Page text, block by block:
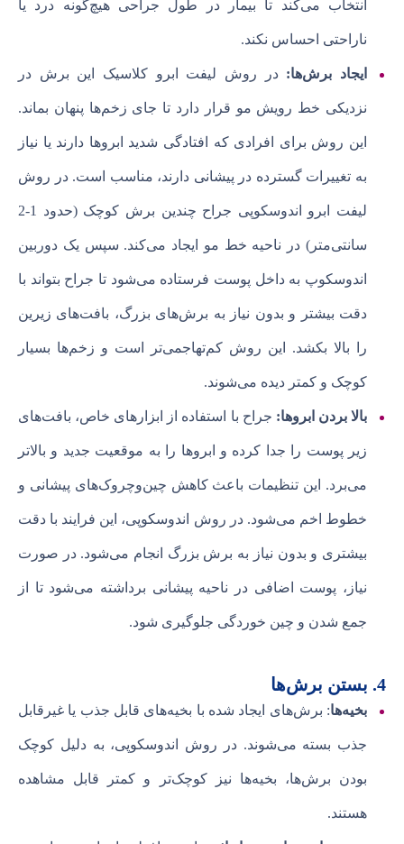
انتخاب می‌کند تا بیمار در طول جراحی هیچ‌گونه درد یا
ناراحتی احساس نکند.
ایجاد برش‌ها:در روش لیفت ابرو کلاسیک این برش در
نزدیکی خط رویش مو قرار دارد تا جای زخم‌ها پنهان بماند.
این روش برای افرادی که افتادگی شدید ابروها دارند یا نیاز
به تغییرات گسترده در پیشانی دارند، مناسب است. در روش
لیفت ابرو اندوسکوپی جراح چندین برش کوچک (حدود 1-2
سانتی‌متر) در ناحیه خط مو ایجاد می‌کند. سپس یک دوربین
اندوسکوپ به داخل پوست فرستاده می‌شود تا جراح بتواند با
دقت بیشتر و بدون نیاز به برش‌های بزرگ، بافت‌های زیرین
را بالا بکشد. این روش کم‌تهاجمی‌تر است و زخم‌ها بسیار
کوچک و کمتر دیده می‌شوند.
بالا بردن ابروها: جراح با استفاده از ابزارهای خاص، بافت‌های
زیر پوست را جدا کرده و ابروها را به موقعیت جدید و بالاتر
می‌برد. این تنظیمات باعث کاهش چین‌وچروک‌های پیشانی و
خطوط اخم می‌شود. در روش اندوسکوپی، این فرایند با دقت
بیشتری و بدون نیاز به برش بزرگ انجام می‌شود. در صورت
نیاز، پوست اضافی در ناحیه پیشانی برداشته می‌شود تا از
جمع شدن و چین خوردگی جلوگیری شود.
4. بستن برش‌ها
بخیه‌ها: برش‌های ایجاد شده با بخیه‌های قابل جذب یا غیرقابل
جذب بسته می‌شوند. در روش اندوسکوپی، به دلیل کوچک
بودن برش‌ها، بخیه‌ها نیز کوچک‌تر و کمتر قابل مشاهده
هستند.